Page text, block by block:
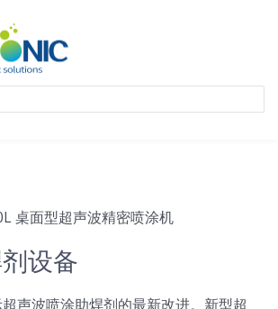
桌面型超声波精密喷涂机
设备
声波喷涂助焊剂的最新改进。新型超